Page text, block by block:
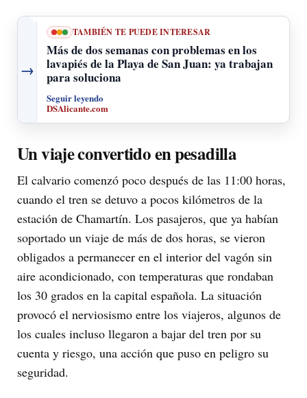
→
TAMBIÉN TE PUEDE INTERESAR
Más de dos semanas con problemas en los
lavapiés de la Playa de San Juan: ya trabajan
para soluciona
Seguir leyendo
DSAlicante.com
Un viaje convertido en pesadilla
El calvario comenzó poco después de las 11:00 horas,
cuando el tren se detuvo a pocos kilómetros de la
estación de Chamartín. Los pasajeros, que ya habían
soportado un viaje de más de dos horas, se vieron
obligados a permanecer en el interior del vagón sin
aire acondicionado, con temperaturas que rondaban
los 30 grados en la capital española. La situación
provocó el nerviosismo entre los viajeros, algunos de
los cuales incluso llegaron a bajar del tren por su
cuenta y riesgo, una acción que puso en peligro su
seguridad.